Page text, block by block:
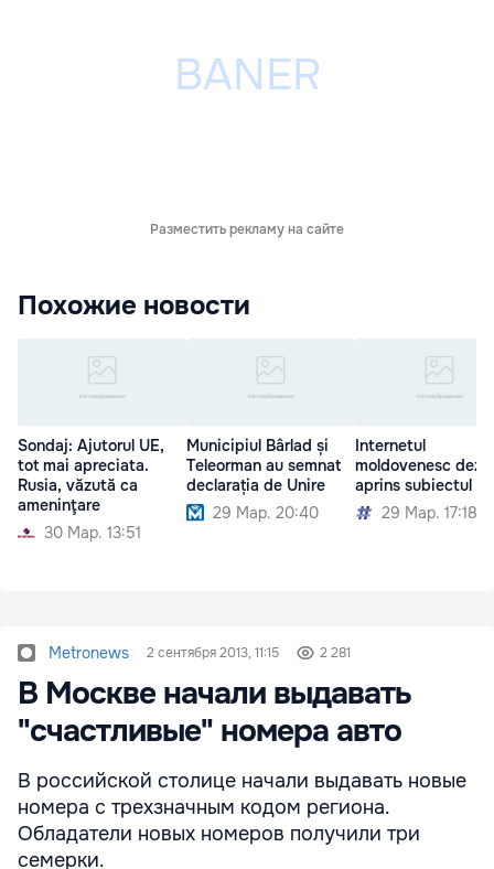
Разместить рекламу на сайте
Похожие новости
Sondaj: Ajutorul UE,
tot mai apreciata.
Rusia, văzută ca
ameninţare
30 Мар. 13:51
Municipiul Bârlad și
Teleorman au semnat
declarația de Unire
29 Мар. 20:40
Internetul
moldovenesc
aprins subiectul
29 Мар. 17:18
Metronews 2 сентября 2013, 11:15 2 281
В Москве начали выдавать
"счастливые" номера авто
В российской столице начали выдавать новые
номера с трехзначным кодом региона.
Обладатели новых номеров получили три
семерки.